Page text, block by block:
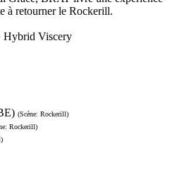
à retourner le Rockerill.
Hybrid Viscery
(Scène: Rockerill)
Rockerill)